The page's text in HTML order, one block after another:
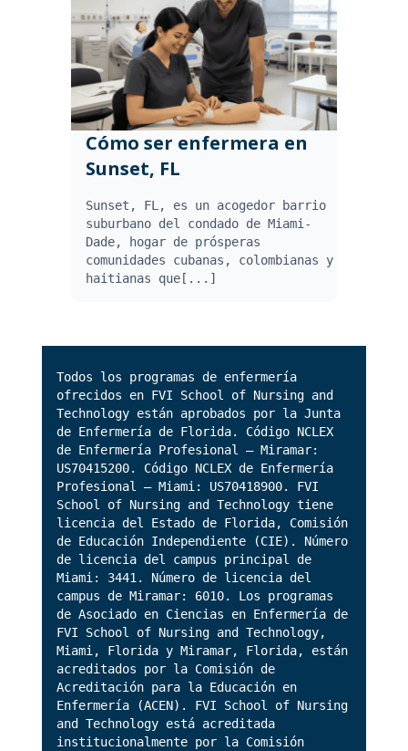
Cómo ser enfermera en
Sunset, FL
Sunset, FL, es un acogedor barrio
suburbano del condado de Miami-
Dade, hogar de prósperas
comunidades cubanas, colombianas y
haitianas que[...]
Todos los programas de enfermería
ofrecidos en FVI School of Nursing and
Technology están aprobados por la Junta
de Enfermería de Florida. Código NCLEX
de Enfermería Profesional – Miramar:
US70415200. Código NCLEX de Enfermería
Profesional – Miami: US70418900. FVI
School of Nursing and Technology tiene
licencia del Estado de Florida, Comisión
de Educación Independiente (CIE). Número
de licencia del campus principal de
Miami: 3441. Número de licencia del
campus de Miramar: 6010. Los programas
de Asociado en Ciencias en Enfermería de
FVI School of Nursing and Technology,
Miami, Florida y Miramar, Florida, están
acreditados por la Comisión de
Acreditación para la Educación en
Enfermería (ACEN). FVI School of Nursing
and Technology está acreditada
institucionalmente por la Comisión